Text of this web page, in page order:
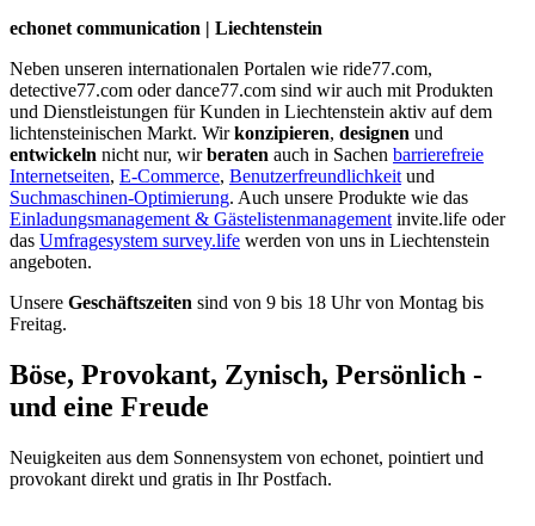
echonet communication | Liechtenstein
Neben unseren internationalen Portalen wie ride77.com,
detective77.com oder dance77.com sind wir auch mit Produkten
und Dienstleistungen für Kunden in Liechtenstein aktiv auf dem
lichtensteinischen Markt. Wirkonzipieren, designen und
entwickeln nicht nur, wirberaten auch in Sachen barrierefreie
Internetseiten, E-Commerce, Benutzerfreundlichkeit und
Suchmaschinen-Optimierung. Auch unsere Produkte wie das
Einladungsmanagement & Gästelistenmanagement invite.life oder
das Umfragesystem survey.life werden von uns in Liechtenstein
angeboten.
Unsere Geschäftszeiten sind von 9 bis 18 Uhr von Montag bis
Freitag.
Böse, Provokant, Zynisch, Persönlich -
und eine Freude
Neuigkeiten aus dem Sonnensystem von echonet, pointiert und
provokant direkt und gratis in Ihr Postfach.